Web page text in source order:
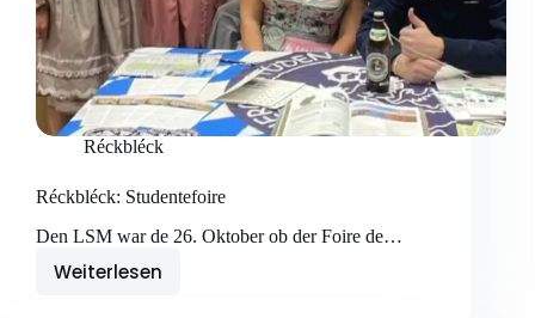
Réckbléck
Réckbléck: Studentefoire
Den LSM war de 26. Oktober ob der Foire de…
Weiterlesen
Réckbléck: